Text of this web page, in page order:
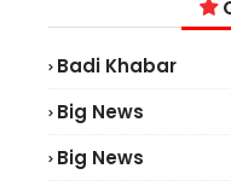
Badi Khabar
Big News
Big News